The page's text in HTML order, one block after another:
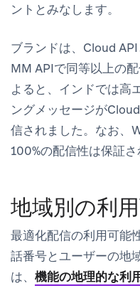
ントとみなします。
ブランドは、Cloud
MM APIで同等以上の
よると、インドでは高
ングメッセージが
信されました。なお、
100%の配信性は保証さ
地域別の利
最適化配信の利用可能
話番号とユーザーの地
は、 機能の地理的な利